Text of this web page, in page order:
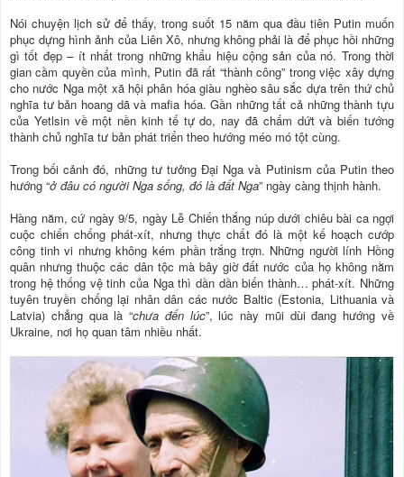
Nói chuyện lịch sử để thấy, trong suốt 15 năm qua đầu tiên Putin muốn
phục dựng hình ảnh của Liên Xô, nhưng không phải là để phục hồi những
gì tốt đẹp – ít nhất trong những khẩu hiệu cộng sản của nó. Trong thời
gian cầm quyền của mình, Putin đã rất “thành công” trong việc xây dựng
cho nước Nga một xã hội phân hóa giàu nghèo sâu sắc dựa trên thứ chủ
nghĩa tư bản hoang dã và mafia hóa. Gần những tất cả những thành tựu
của Yetlsin về một nền kinh tế tự do, nay đã chấm dứt và biến tướng
thành chủ nghĩa tư bản phát triển theo hướng méo mó tột cùng.
Trong bối cảnh đó, những tư tưởng Đại Nga và Putinism của Putin theo
hướng “ở đâu có người Nga sống, đó là đất Nga” ngày càng thịnh hành.
Hàng năm, cứ ngày 9/5, ngày Lễ Chiến thắng núp dưới chiêu bài ca ngợi
cuộc chiến chống phát-xít, nhưng thực chất đó là một kế hoạch cướp
công tinh vi nhưng không kém phần trắng trợn. Những người lính Hồng
quân nhưng thuộc các dân tộc mà bây giờ đất nước của họ không nằm
trong hệ thống vệ tinh của Nga thì dần dần biến thành… phát-xít. Những
tuyên truyền chống lại nhân dân các nước Baltic (Estonia, Lithuania và
Latvia) chẳng qua là “chưa đến lúc”, lúc này mũi dùi đang hướng về
Ukraine, nơi họ quan tâm nhiều nhất.